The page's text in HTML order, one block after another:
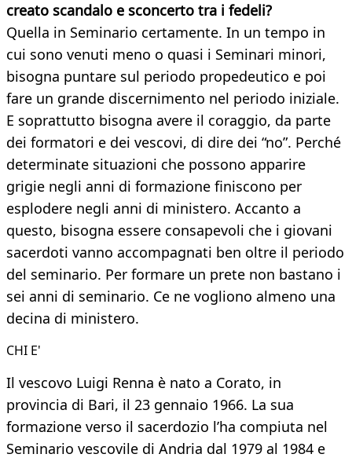
creato scandalo e sconcerto tra i fedeli?
Quella in Seminario certamente. In un tempo in
cui sono venuti meno o quasi i Seminari minori,
bisogna puntare sul periodo propedeutico e poi
fare un grande discernimento nel periodo iniziale.
E soprattutto bisogna avere il coraggio, da parte
dei formatori e dei vescovi, di dire dei “no”. Perché
determinate situazioni che possono apparire
grigie negli anni di formazione finiscono per
esplodere negli anni di ministero. Accanto a
questo, bisogna essere consapevoli che i giovani
sacerdoti vanno accompagnati ben oltre il periodo
del seminario. Per formare un prete non bastano i
sei anni di seminario. Ce ne vogliono almeno una
decina di ministero.
CHI E'
Il vescovo Luigi Renna è nato a Corato, in
provincia di Bari, il 23 gennaio 1966. La sua
formazione verso il sacerdozio l’ha compiuta nel
Seminario vescovile di Andria dal 1979 al 1984 e